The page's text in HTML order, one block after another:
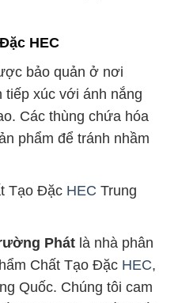
HEC
bảo quản ở nơi
tiếp xúc với ánh nắng
Các thùng chứa hóa
phẩm để tránh nhầm
Tạo Đặc HEC Trung
Phát là nhà phân
Chất Tạo Đặc HEC,
Quốc. Chúng tôi cam